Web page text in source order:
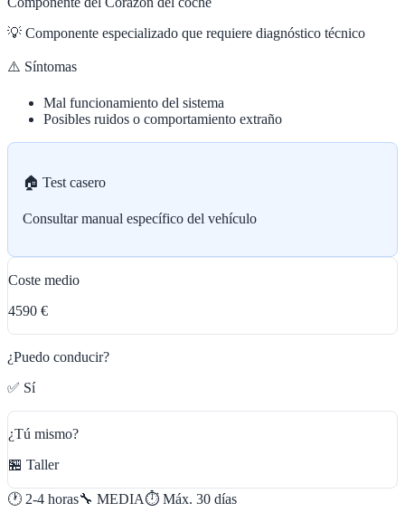
💡 Componente especializado que requiere diagnóstico técnico
⚠️ Síntomas
Mal funcionamiento del sistema
Posibles ruidos o comportamiento extraño
🏠 Test casero
Consultar manual específico del vehículo
Coste medio
4590 €
¿Puedo conducir?
✅ Sí
¿Tú mismo?
🏪 Taller
🕐 2-4 horas🔧 MEDIA⏱️ Máx. 30 días